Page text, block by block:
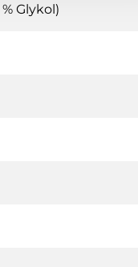
Glykol)